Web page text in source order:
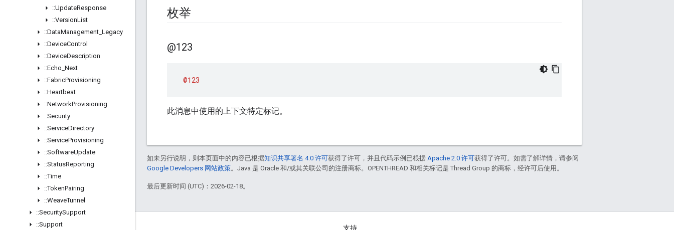
::UpdateResponse
::VersionList
::DataManagement Legacy
::DeviceControl
::DeviceDescription
::Echo Next
::FabricProvisioning
::Heartbeat
::NetworkProvisioning
::Security
::ServiceDirectory
::ServiceProvisioning
::SoftwareUpdate
::StatusReporting
::Time
::TokenPairing
::WeaveTunnel
::SecuritySupport
::Support
枚举
@123
@123
此消息中使用的上下文特定标记。
如未另行说明，则本页面中的内容已根据知识共享署名 4.0 许可获得了许可，并且代码示例已根据 Apache 2.0 许可获得了许可。如需了解详情，请参阅
Google Developers 网站政策。Java 是 Oracle 和/或其关联公司的注册商标。OPENTHREAD 和相关标记是 Thread Group 的商标，经许可后使用。
最后更新时间 (UTC)：2026-02-18。
GitHub 支持